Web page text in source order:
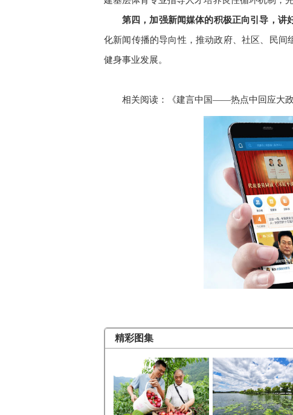
第四，加强新闻媒体的积极正向引导，讲
化新闻传播的导向性，推动政府、社区、民间
健身事业发展。
相关阅读： 《建言中国——热点中回应大